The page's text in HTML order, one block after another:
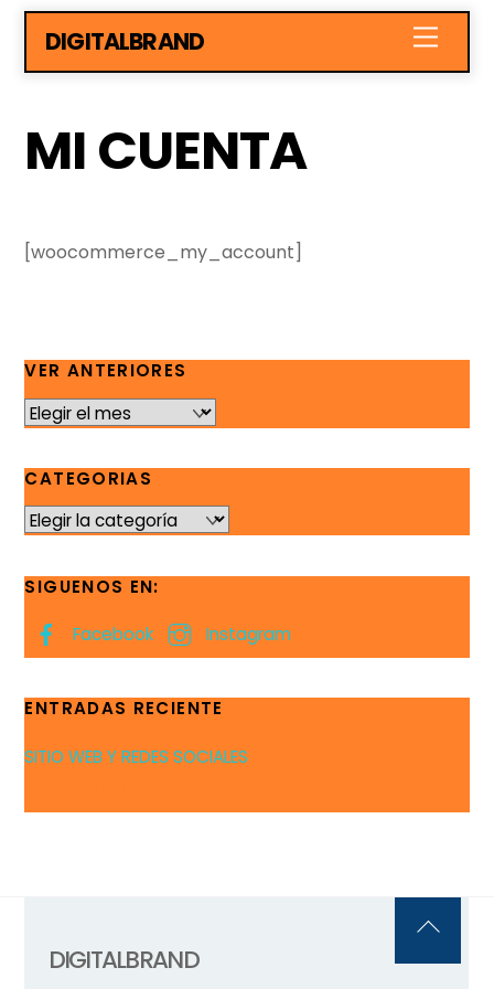
Skip
content
Menu
DIGITALBRAND
MI CUENTA
[woocommerce_my_account]
VER ANTERIORES
VER
CATEGORIAS
CATEGORIAS
SIGUENOS EN:
Facebook Instagram
ENTRADAS RECIENTE
SITIO WEB Y REDES SOCIALES
DIGITALBRAND